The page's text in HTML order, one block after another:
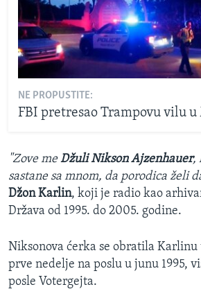
NE PROPUSTITE:
FBI pretresao Trampovu vilu
"Zove meDžuli Nikson Ajzenhauer,
sastane sa mnom, da porodica želi
Džon Karlin, koji je radio kao
Država od 1995. do 2005. godine.
Niksonova ćerka se obratila Karlinu
prve nedelje na poslu u junu 1995,
posle Votergejta.